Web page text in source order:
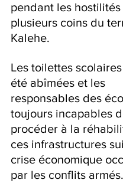
pendant les
plusieurs coins du
Kalehe.
Les toilettes
été abîmées et les
responsables des
toujours incapables
procéder à la
ces infrastructures
crise économique
par les conflits armés.